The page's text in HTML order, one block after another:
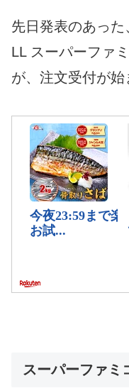
先日発表のあっ
LL スーパーファ
が、注文受付が始
スーパーファミ